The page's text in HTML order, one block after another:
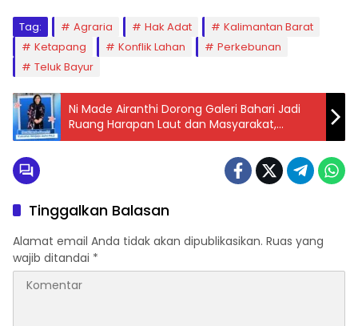
Tag: Agraria Hak Adat
Kalimantan Barat
Ketapang
Konflik Lahan
Perkebunan
Teluk Bayur
Ni Made Airanthi Dorong Galeri Bahari Jadi
Ruang Harapan Laut dan Masyarakat,
Sudahkah Kebijakan Maritim Menyentuh
Tinggalkan Balasan
Alamat email Anda tidak akan dipublikasikan. Ruas yang
wajib ditandai *